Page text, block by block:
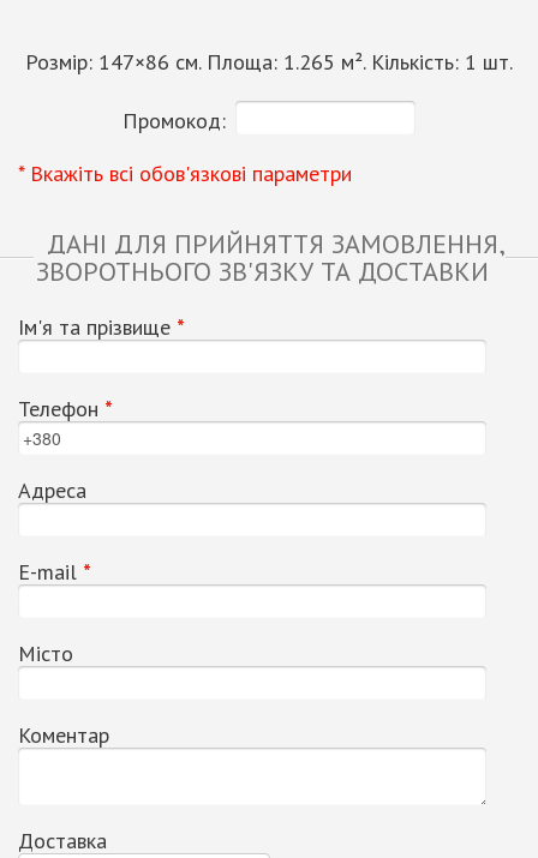
Розмір: 147×86 см. Площа: 1.265 м². Кількість: 1 шт.
Промокод:
* Вкажіть всі обов'язкові параметри
ДАНІ ДЛЯ ПРИЙНЯТТЯ ЗАМОВЛЕННЯ,
ЗВОРОТНЬОГО ЗВ'ЯЗКУ ТА ДОСТАВКИ
Ім'я та прізвище *
Телефон *
Адреса
Е-mail *
Місто
Коментар
Доставка